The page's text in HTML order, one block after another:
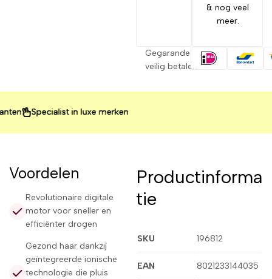
& nog veel
meer.
Gegarandeerd
veilig betalen
Specialist in luxe merken
Specialist in luxe merken
Specialist in luxe merken
Voordelen
Revolutionaire digitale
motor voor sneller en
efficiënter drogen
Gezond haar dankzij
geïntegreerde ionische
technologie die pluis
Productinforma
tie
SKU 196812
EAN 8021233144035